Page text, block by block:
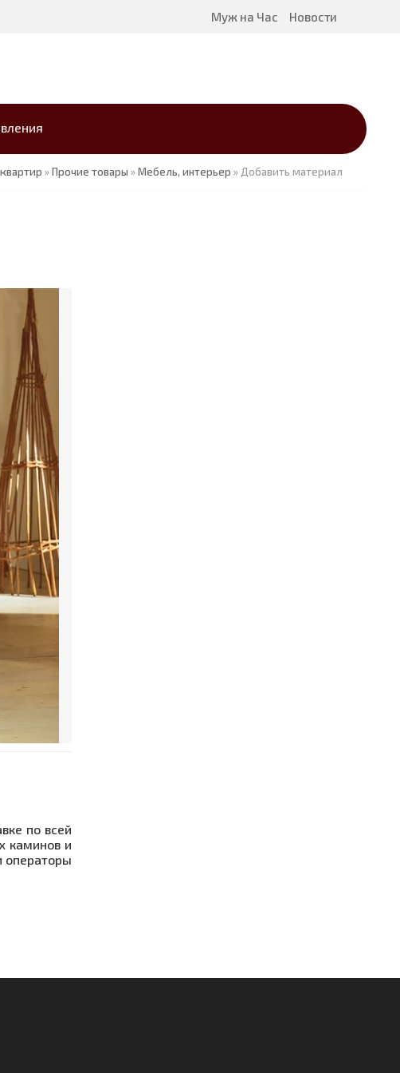
Муж на Час Новости
»Прочие товары »Мебель, интерьер » Добавить материал
по всей
каминов и
операторы